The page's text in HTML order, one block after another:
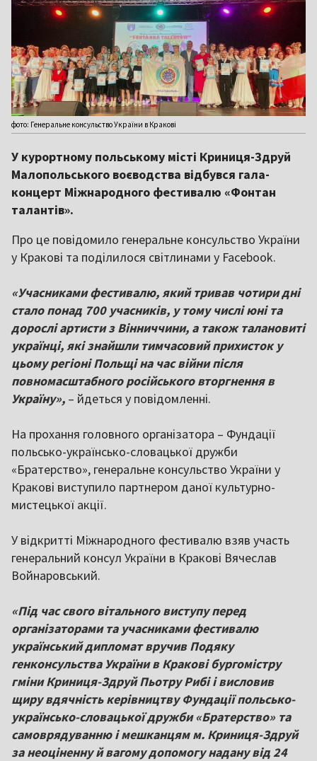
фото: Генеральне консульство України в Кракові
У курортному польському місті Криниця-Здруй
Малопольського воєводства відбувся гала-
концерт Міжнародного фестивалю «Фонтан
талантів».
Про це повідомило генеральне консульство України
у Кракові та поділилося світлинами у Facebook.
«Учасниками фестивалю, який тривав чотири дні
стало понад 700 учасників, у тому числі юні та
дорослі артисти з Вінниччини, а також талановиті
українці, які знайшли тимчасовий прихисток у
цьому регіоні Польщі на час війни після
повномасштабного російського вторгнення в
Україну», – йдеться у повідомленні.
На прохання головного організатора – Фундації
польсько-українсько-словацької дружби
«Братерство», генеральне консульство України у
Кракові виступило партнером даної культурно-
мистецької акції.
У відкритті Міжнародного фестивалю взяв участь
генеральний консул України в Кракові Вячеслав
Войнаровський.
«Під час свого вітального виступу перед
організаторами та учасниками фестивалю
український дипломат вручив Подяку
генконсульства України в Кракові бургомістру
гміни Криниця-Здруй Пьотру Рибі і висловив
щиру вдячність керівництву Фундації польсько-
українсько-словацької дружби «Братерство» та
самоврядуванню і мешканцям м. Криниця-Здруй
за неоціненну й вагому допомогу надану від 24